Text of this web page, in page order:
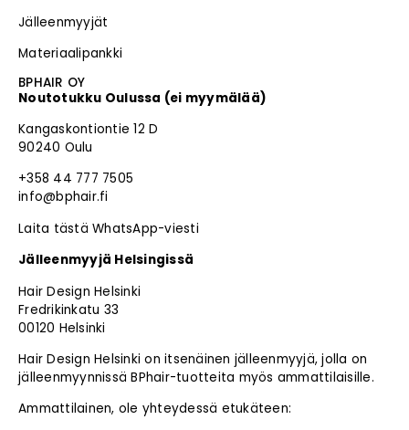
Jälleenmyyjät
Materiaalipankki
BPHAIR OY
Noutotukku Oulussa (ei myymälää)
Kangaskontiontie 12 D
90240 Oulu
+358 44 777 7505
info@bphair.fi
Laita tästä WhatsApp-viesti
Jälleenmyyjä Helsingissä
Hair Design Helsinki
Fredrikinkatu 33
00120 Helsinki
Hair Design Helsinki on itsenäinen jälleenmyyjä, jolla on
jälleenmyynnissä BPhair-tuotteita myös ammattilaisille.
Ammattilainen, ole yhteydessä etukäteen: